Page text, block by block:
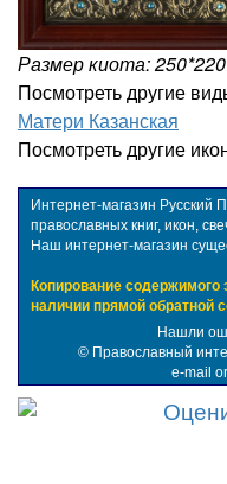
Размер киота:
Посмотреть другие
Матери Казанская
Посмотреть другие
Интернет-магазин Русский
православных книг, икон,
Наш интернет-магазин
Копирование содержимого
наличии прямой обратной
Нашли
© Православный
e-mail